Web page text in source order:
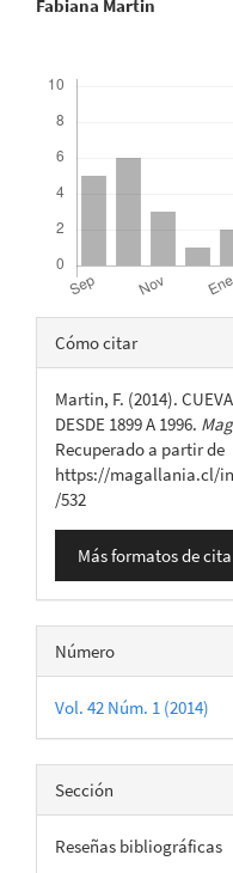
del
Contenido
del
artículo
Fabiana Martin
Detalles
del
artículo
Cómo citar
Martin, F. (2014).
DESDE 1899 A 1996.
Recuperado a partir de
https://magallania.cl/
/532
Más formatos de cita
Número
Vol. 42 Núm. 1 (2014)
Sección
Reseñas bibliográficas